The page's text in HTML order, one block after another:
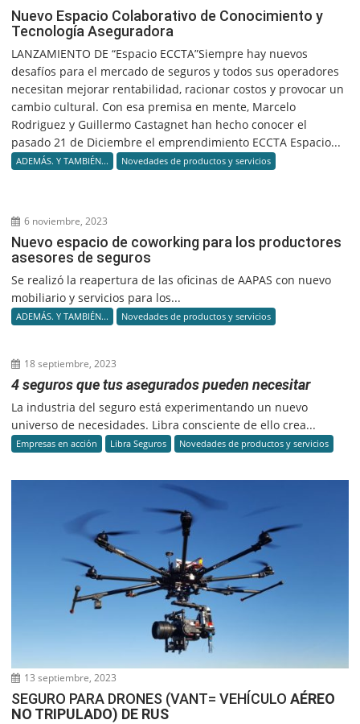
Nuevo Espacio Colaborativo de Conocimiento y
Tecnología Aseguradora
LANZAMIENTO DE “Espacio ECCTA”Siempre hay nuevos
desafíos para el mercado de seguros y todos sus operadores
necesitan mejorar rentabilidad, racionar costos y provocar un
cambio cultural. Con esa premisa en mente, Marcelo
Rodriguez y Guillermo Castagnet han hecho conocer el
pasado 21 de Diciembre el emprendimiento ECCTA Espacio...
ADEMÁS. Y TAMBIÉN... Novedades de productos y servicios
6 noviembre, 2023
Nuevo espacio de coworking para los productores
asesores de seguros
Se realizó la reapertura de las oficinas de AAPAS con nuevo
mobiliario y servicios para los...
ADEMÁS. Y TAMBIÉN... Novedades de productos y servicios
18 septiembre, 2023
4 seguros que tus asegurados pueden necesitar
La industria del seguro está experimentando un nuevo
universo de necesidades. Libra consciente de ello crea...
Empresas en acción Libra Seguros Novedades de productos y servicios
13 septiembre, 2023
SEGURO PARA DRONES (VANT= VEHÍCULOAÉREO
NO TRIPULADO) DE RUS